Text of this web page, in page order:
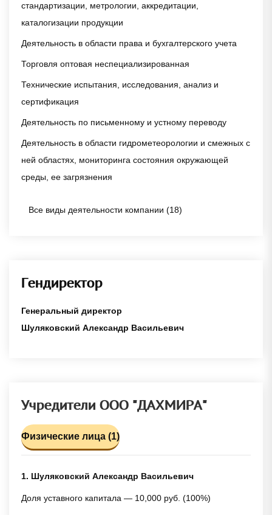
стандартизации, метрологии, аккредитации,
каталогизации продукции
Деятельность в области права и бухгалтерского учета
Торговля оптовая неспециализированная
Технические испытания, исследования, анализ и
сертификация
Деятельность по письменному и устному переводу
Деятельность в области гидрометеорологии и смежных с
ней областях, мониторинга состояния окружающей
среды, ее загрязнения
Все виды деятельности компании (18)
Гендиректор
Генеральный директор
Шуляковский Александр Васильевич
Учредители ООО "ДАХМИРА"
Физические лица (1)
1. Шуляковский Александр Васильевич
Доля уставного капитала — 10,000 руб. (100%)